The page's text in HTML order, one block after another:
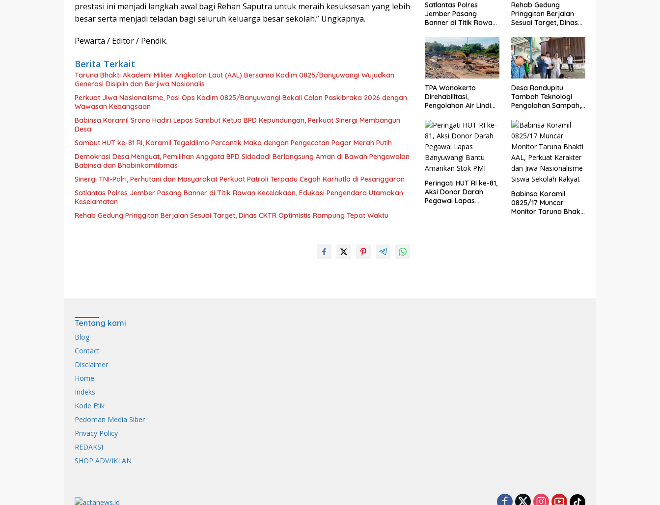
prestasi ini menjadi langkah awal bagi Rehan Saputra untuk meraih kesuksesan yang lebih
besar serta menjadi teladan bagi seluruh keluarga besar sekolah.” Ungkapnya.
Pewarta / Editor / Pendik.
Berita Terkait
Taruna Bhakti Akademi Militer Angkatan Laut (AAL) Bersama Kodim 0825/Banyuwangi Wujudkan
Generasi Disiplin dan Berjiwa Nasionalis
Perkuat Jiwa Nasionalisme, Pasi Ops Kodim 0825/Banyuwangi Bekali Calon Paskibraka 2026 dengan
Wawasan Kebangsaan
Babinsa Koramil Srono Hadiri Lepas Sambut Ketua BPD Kepundungan, Perkuat Sinergi Membangun
Desa
Sambut HUT ke-81 RI, Koramil Tegaldlimo Percantik Mako dengan Pengecatan Pagar Merah Putih
Demokrasi Desa Menguat, Pemilihan Anggota BPD Sidodadi Berlangsung Aman di Bawah Pengawalan
Babinsa dan Bhabinkamtibmas
Sinergi TNI-Polri, Perhutani dan Masyarakat Perkuat Patroli Terpadu Cegah Karhutla di Pesanggaran
Satlantas Polres Jember Pasang Banner di Titik Rawan Kecelakaan, Edukasi Pengendara Utamakan
Keselamatan
Rehab Gedung Pringgitan Berjalan Sesuai Target, Dinas CKTR Optimistis Rampung Tepat Waktu
Satlantas Polres
Jember Pasang
Banner di Titik Rawan
Pengendara
Utamakan
Keselamatan
Rehab Gedung
Pringgitan Berjalan
Sesuai Target, Dinas
Rampung Tepat
Waktu
TPA Wonokerto
Direhabilitasi,
Pengolahan Air Lindi
Modern
Desa Randupitu
Tambah Teknologi
Pengolahan Sampah,
Pengubah Plastik Jadi
BBM
Peringati HUT RI ke-81,
Aksi Donor Darah
Pegawai Lapas
Babinsa Koramil
0825/17 Muncar
Monitor Taruna Bhakti
Tentang kami
Blog
Contact
Disclaimer
Home
Indeks
Kode Etik
Pedoman Media Siber
Privacy Policy
REDAKSI
SHOP ADV/IKLAN